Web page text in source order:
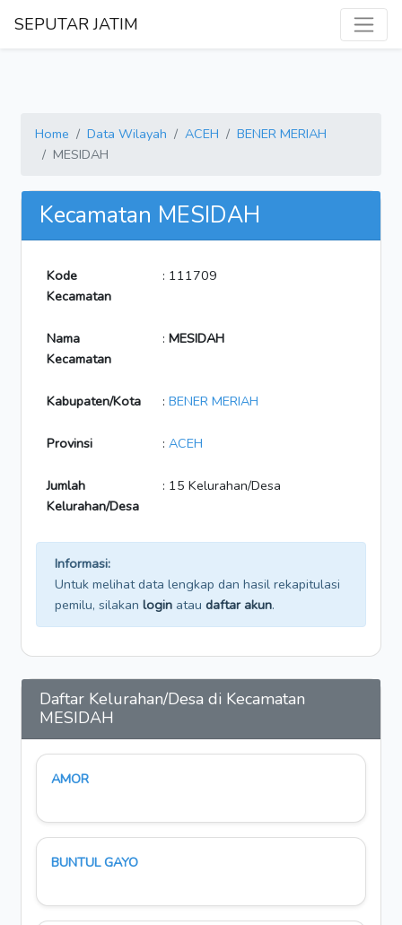
SEPUTAR JATIM
Home Data Wilayah ACEH
BENER MERIAH
MESIDAH
Kecamatan MESIDAH
Kode
Kecamatan
: 111709
Nama
Kecamatan
: MESIDAH
Kabupaten/Kota : BENER MERIAH
Provinsi : ACEH
Jumlah
Kelurahan/Desa
: 15 Kelurahan/Desa
Informasi:
Untuk melihat data lengkap dan hasil rekapitulasi
pemilu, silakan login atau daftar akun.
Daftar Kelurahan/Desa di Kecamatan
MESIDAH
AMOR
BUNTUL GAYO